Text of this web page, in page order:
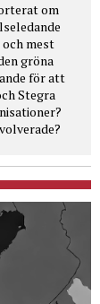
om
mest
gröna
för att
Stegra